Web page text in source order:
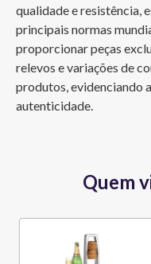
qualidade e resistência,
principais normas
proporcionar peças
relevos e variações de
produtos, evidenciando
autenticidade.
Quem